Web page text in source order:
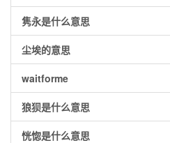
隽永是什么意思
尘埃的意思
waitforme
狼狈是什么意思
恍惚是什么意思